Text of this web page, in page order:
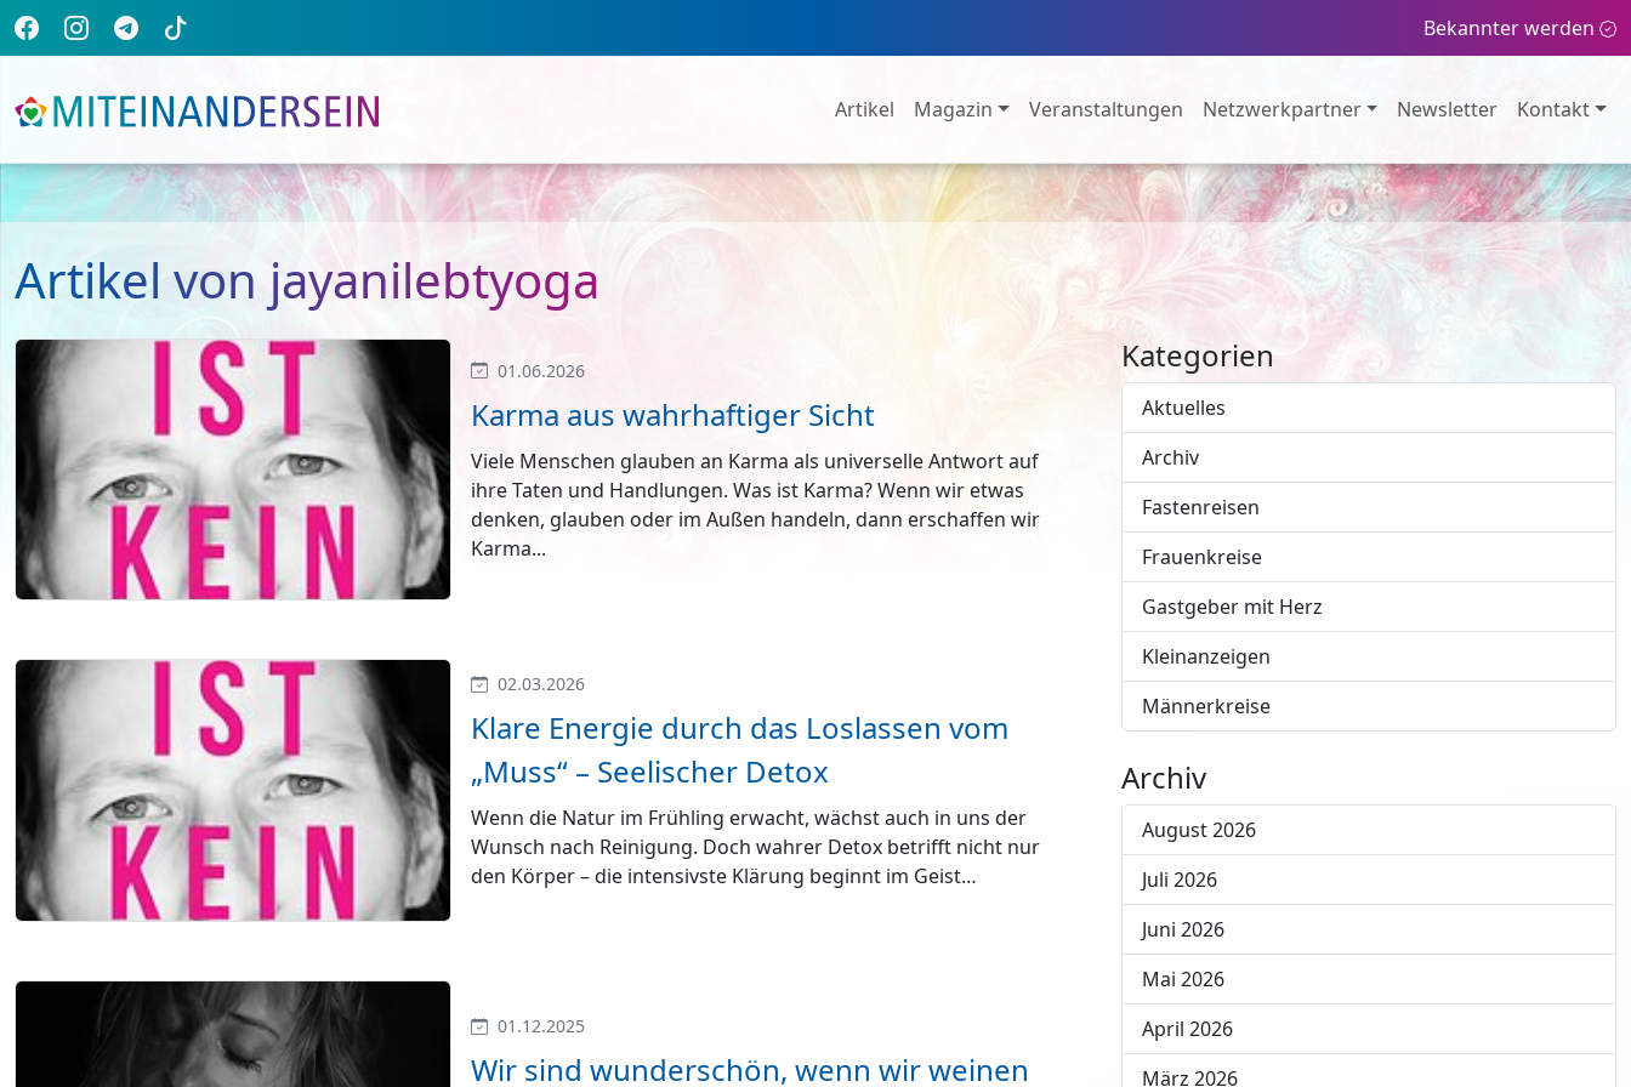
Bekannter werden
Artikel Magazin Veranstaltungen Netzwerkpartner Newsletter Kontakt
Artikel von jayanilebtyoga
01.06.2026
Karma aus wahrhaftiger Sicht
Viele Menschen glauben an Karma als universelle Antwort auf
ihre Taten und Handlungen. Was ist Karma? Wenn wir etwas
denken, glauben oder im Außen handeln, dann erschaffen wir
Karma...
02.03.2026
Klare Energie durch das Loslassen vom
„Muss“ – Seelischer Detox
Wenn die Natur im Frühling erwacht, wächst auch in uns der
Wunsch nach Reinigung. Doch wahrer Detox betrifft nicht nur
den Körper – die intensivste Klärung beginnt im Geist…
01.12.2025
Wir sind wunderschön, wenn wir weinen
Kategorien
Aktuelles
Archiv
Fastenreisen
Frauenkreise
Gastgeber mit Herz
Kleinanzeigen
Männerkreise
Archiv
August 2026
Juli 2026
Juni 2026
Mai 2026
April 2026
März 2026